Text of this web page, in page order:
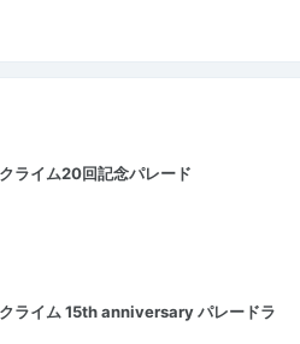
ライム20回記念パレード
ライム 15th anniversary パレードラ